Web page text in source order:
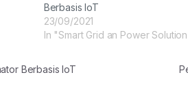
Berbasis IoT
23/09/2021
In "Smart Grid an Power
Berbasis IoT